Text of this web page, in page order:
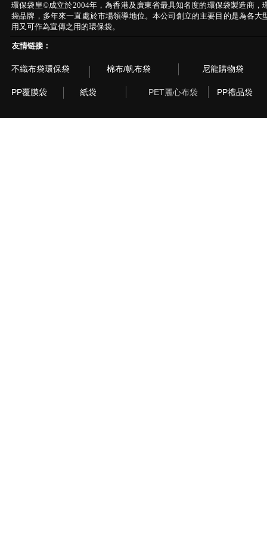
環保袋皇©成立於2004年，為香港及廣東省最具知名度的環保袋製造商
袋品牌，多年來一直處於市場領導地位。本公司創立的主要目的是為各大
用又可作為宣傳之用的環保袋。
友情链接：
不織布袋環保袋 棉布/帆布袋 尼龍購物袋
PP覆膜袋 紙袋 PET麗心布袋 PP禮品袋